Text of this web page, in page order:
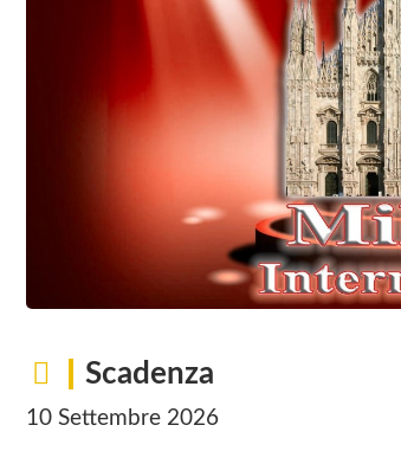
Scadenza
10 Settembre 2026